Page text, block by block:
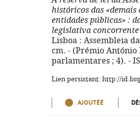
históricos das
entidades públicas» :
legislativa concorrente
Lisboa : Assembleia
cm. - (Prémio António
parlamentares ; 4). -
Lien persistant: http://
AJOUTÉÉ